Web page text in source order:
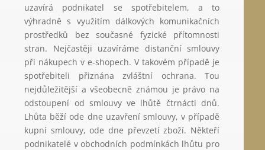
uzavírá podnikatel se spotřebitelem, a to
výhradně s využitím dálkových komunikačních
prostředků bez současné fyzické přítomnosti
stran. Nejčastěji uzavíráme distanční smlouvy
při nákupech v e-shopech. V takovém případě je
spotřebiteli přiznána zvláštní ochrana. Tou
nejdůležitější a všeobecně známou je právo na
odstoupení od smlouvy ve lhůtě čtrnácti dnů.
Lhůta běží ode dne uzavření smlouvy, v případě
kupní smlouvy, ode dne převzetí zboží. Někteří
podnikatelé v obchodních podmínkách lhůtu pro